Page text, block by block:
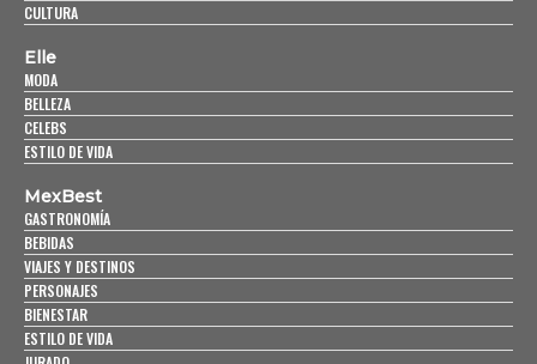
CULTURA
Elle
MODA
BELLEZA
CELEBS
ESTILO DE VIDA
MexBest
GASTRONOMÍA
BEBIDAS
VIAJES Y DESTINOS
PERSONAJES
BIENESTAR
ESTILO DE VIDA